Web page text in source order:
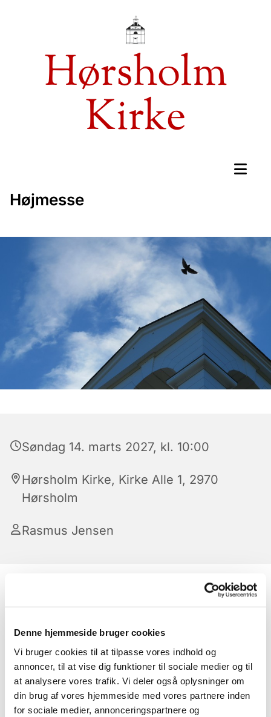
Denne hjemmeside bruger cookies
Vi bruger cookies til at tilpasse vores indhold og
annoncer, til at vise dig funktioner til sociale medier og til
at analysere vores trafik. Vi deler også oplysninger om
din brug af vores hjemmeside med vores partnere inden
for sociale medier, annonceringspartnere og
Hørsholm
Kirke
Højmesse
Søndag 14. marts 2027, kl. 10:00
Hørsholm Kirke, Kirke Alle 1, 2970
Hørsholm
Rasmus Jensen